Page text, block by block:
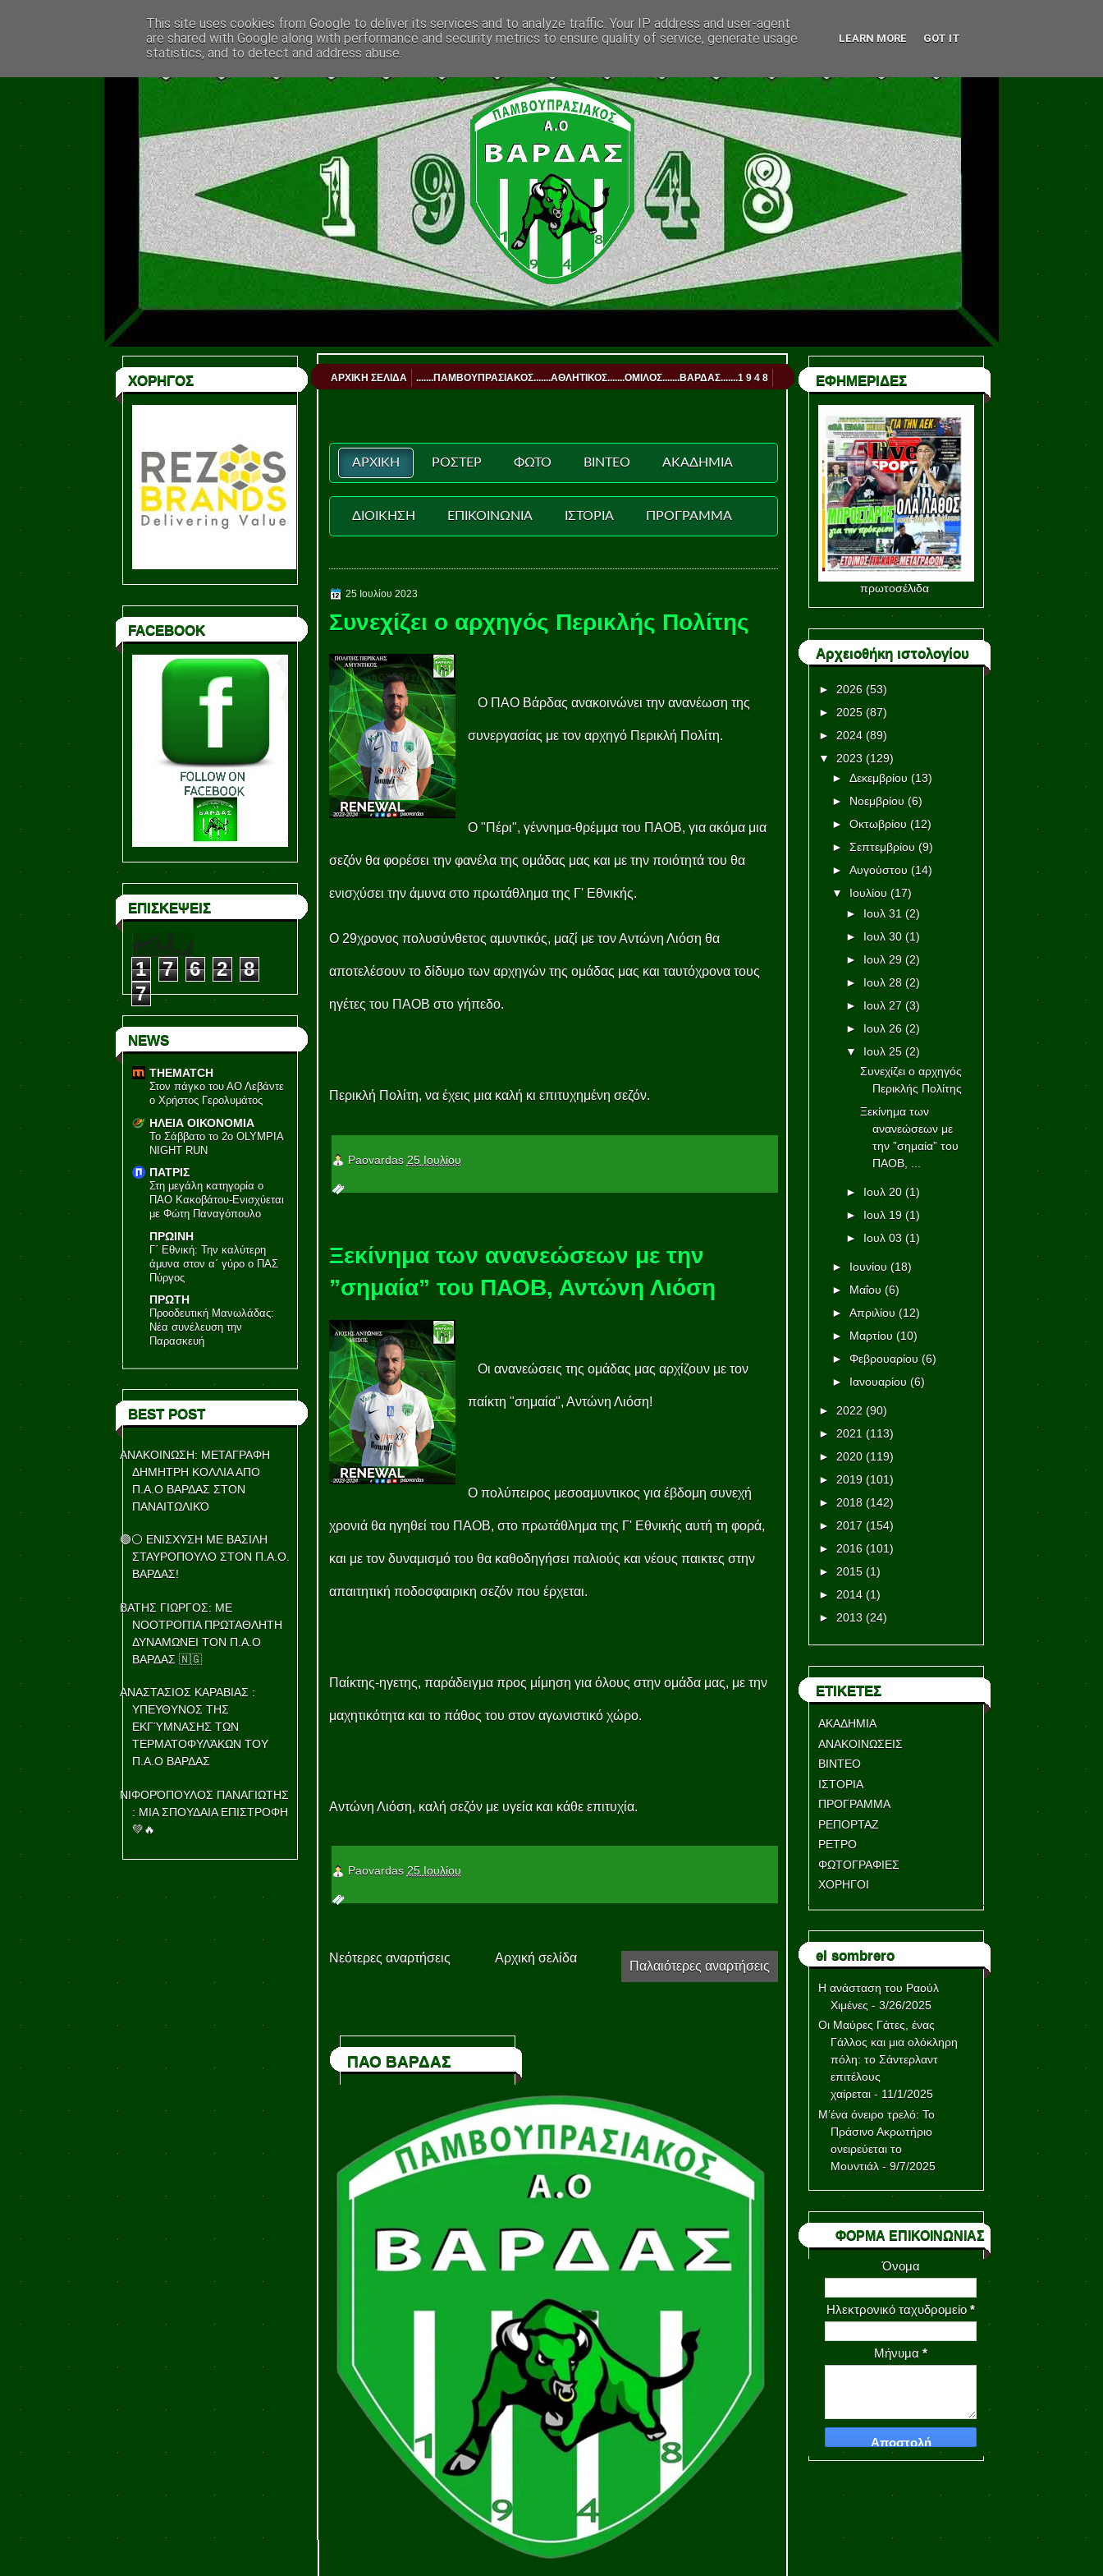
ΧΟΡΗΓΟΣ
FACEBOOK
ΕΠΙΣΚΕΨΕΙΣ
1 7 6 2
8
7
NEWS
THEMATCH
Στον πάγκο του ΑΟ Λεβάντε
ο Χρήστος Γερολυμάτος
ΗΛΕΙΑ ΟΙΚΟΝΟΜΙΑ
Το Σάββατο το 2ο OLYMPIA
NIGHT RUN
ΠΑΤΡΙΣ
Στη μεγάλη κατηγορία ο
ΠΑΟ Κακοβάτου-Ενισχύεται
με Φώτη Παναγόπουλο
ΠΡΩΙΝΗ
Γ΄ Εθνική: Την καλύτερη
άμυνα στον α΄ γύρο ο ΠΑΣ
Πύργος
ΠΡΩΤΗ
Προοδευτική Μανωλάδας:
Νέα συνέλευση την
Παρασκευή
BEST POST
ΑΝΑΚΟΙΝΩΣΗ: ΜΕΤΑΓΡΑΦΗ
ΔΗΜΗΤΡΗ ΚΟΛΛΙΑ ΑΠΟ
Π.Α.Ο ΒΑΡΔΑΣ ΣΤΟΝ
ΠΑΝΑΙΤΩΛΙΚΌ
🟢⚪ ΕΝΙΣΧΥΣΗ ΜΕ ΒΑΣΙΛΗ
ΣΤΑΥΡΟΠΟΥΛΟ ΣΤΟΝ Π.Α.Ο.
ΒΑΡΔΑΣ!
ΒΑΤΗΣ ΓΙΩΡΓΟΣ: ΜΕ
ΝΟΟΤΡΟΠΊΑ ΠΡΩΤΑΘΛΗΤΗ
ΔΥΝΑΜΩΝΕΙ ΤΟΝ Π.Α.Ο
ΒΑΡΔΑΣ 🇳🇬
ΑΝΑΣΤΑΣΙΟΣ ΚΑΡΑΒΙΑΣ :
ΥΠΕΥΘΥΝΟΣ ΤΗΣ
ΕΚΓΎΜΝΑΣΗΣ ΤΩΝ
ΤΕΡΜΑΤΟΦΥΛΆΚΩΝ ΤΟΥ
Π.Α.Ο ΒΑΡΔΑΣ
ΝΙΦΟΡΌΠΟΥΛΟΣ ΠΑΝΑΓΙΩΤΗΣ
: ΜΙΑ ΣΠΟΥΔΑΙΑ ΕΠΙΣΤΡΟΦΗ
💚🔥
ΑΡΧΙΚΗ ΣΕΛΙΔΑ .......ΠΑΜΒΟΥΠΡΑΣΙΑΚΟΣ.......ΑΘΛΗΤΙΚΟΣ.......ΟΜΙΛΟΣ.......ΒΑΡΔΑΣ.......1 9 4 8
ΑΡΧΙΚΗ ΡΟΣΤΕΡ ΦΩΤΟ ΒΙΝΤΕΟ ΑΚΑΔΗΜΙΑ
ΔΙΟΙΚΗΣΗ ΕΠΙΚΟΙΝΩΝΙΑ ΙΣΤΟΡΙΑ ΠΡΟΓΡΑΜΜΑ
25 Ιουλίου 2023
Συνεχίζει ο αρχηγός Περικλής Πολίτης
Ο ΠΑΟ Βάρδας ανακοινώνει την ανανέωση της
συνεργασίας με τον αρχηγό Περικλή Πολίτη.
Ο "Πέρι", γέννημα-θρέμμα του ΠΑΟΒ, για ακόμα μια
σεζόν θα φορέσει την φανέλα της ομάδας μας και με την ποιότητά του θα
ενισχύσει την άμυνα στο πρωτάθλημα της Γ' Εθνικής.
Ο 29χρονος πολυσύνθετος αμυντικός, μαζί με τον Αντώνη Λιόση θα
αποτελέσουν το δίδυμο των αρχηγών της ομάδας μας και ταυτόχρονα τους
ηγέτες του ΠΑΟΒ στο γήπεδο.
Περικλή Πολίτη, να έχεις μια καλή κι επιτυχημένη σεζόν.
Paovardas 25 Ιουλίου
Ξεκίνημα των ανανεώσεων με την
”σημαία” του ΠΑΟΒ, Αντώνη Λιόση
Οι ανανεώσεις της ομάδας μας αρχίζουν με τον
παίκτη "σημαία", Αντώνη Λιόση!
Ο πολύπειρος μεσοαμυντικος για έβδομη συνεχή
χρονιά θα ηγηθεί του ΠΑΟΒ, στο πρωτάθλημα της Γ' Εθνικής αυτή τη φορά,
και με τον δυναμισμό του θα καθοδηγήσει παλιούς και νέους παικτες στην
απαιτητική ποδοσφαιρικη σεζόν που έρχεται.
Παίκτης-ηγετης, παράδειγμα προς μίμηση για όλους στην ομάδα μας, με την
μαχητικότητα και το πάθος του στον αγωνιστικό χώρο.
Αντώνη Λιόση, καλή σεζόν με υγεία και κάθε επιτυχία.
Paovardas 25 Ιουλίου
Νεότερες αναρτήσεις
Παλαιότερες αναρτήσεις
Αρχική σελίδα
ΠΑΟ ΒΑΡΔΑΣ
ΕΦΗΜΕΡΙΔΕΣ
πρωτοσέλιδα
Αρχειοθήκη ιστολογίου
► 2026 (53)
► 2025 (87)
► 2024 (89)
▼
2023 (129)
►Δεκεμβρίου (13)
► Νοεμβρίου (6)
►Οκτωβρίου (12)
►Σεπτεμβρίου (9)
►Αυγούστου (14)
▼
Ιουλίου (17)
► Ιουλ 31 (2)
► Ιουλ 30 (1)
► Ιουλ 29 (2)
► Ιουλ 28 (2)
► Ιουλ 27 (3)
► Ιουλ 26 (2)
▼
Ιουλ 25 (2)
Συνεχίζει ο αρχηγός
Περικλής Πολίτης
Ξεκίνημα των
ανανεώσεων με
την ”σημαία” του
ΠΑΟΒ, ...
► Ιουλ 20 (1)
► Ιουλ 19 (1)
► Ιουλ 03 (1)
► Ιουνίου (18)
► Μαΐου (6)
►Απριλίου (12)
► Μαρτίου (10)
►Φεβρουαρίου (6)
► Ιανουαρίου (6)
► 2022 (90)
► 2021 (113)
► 2020 (119)
► 2019 (101)
► 2018 (142)
► 2017 (154)
► 2016 (101)
► 2015 (1)
► 2014 (1)
► 2013 (24)
ΕΤΙΚΕΤΕΣ
ΑΚΑΔΗΜΙΑ
ΑΝΑΚΟΙΝΩΣΕΙΣ
ΒΙΝΤΕΟ
ΙΣΤΟΡΙΑ
ΠΡΟΓΡΑΜΜΑ
ΡΕΠΟΡΤΑΖ
ΡΕΤΡΟ
ΦΩΤΟΓΡΑΦΙΕΣ
ΧΟΡΗΓΟΙ
el sombrero
Η ανάσταση του Ραούλ
Χιμένες - 3/26/2025
Οι Μαύρες Γάτες, ένας
Γάλλος και μια ολόκληρη
πόλη: το Σάντερλαντ
επιτέλους
χαίρεται- 11/1/2025
Μ’ένα όνειρο τρελό: Το
Πράσινο Ακρωτήριο
ονειρεύεται το
Μουντιάλ- 9/7/2025
ΦΟΡΜΑ ΕΠΙΚΟΙΝΩΝΙΑΣ
Όνομα
Ηλεκτρονικό ταχυδρομείο *
Μήνυμα *
This site uses cookies from Google to deliver its services and to analyze traffic. Your IP address and user-agent
are shared with Google along with performance and security metrics to ensure quality of service, generate usage
statistics, and to detect and address abuse.
LEARN MORE GOT IT